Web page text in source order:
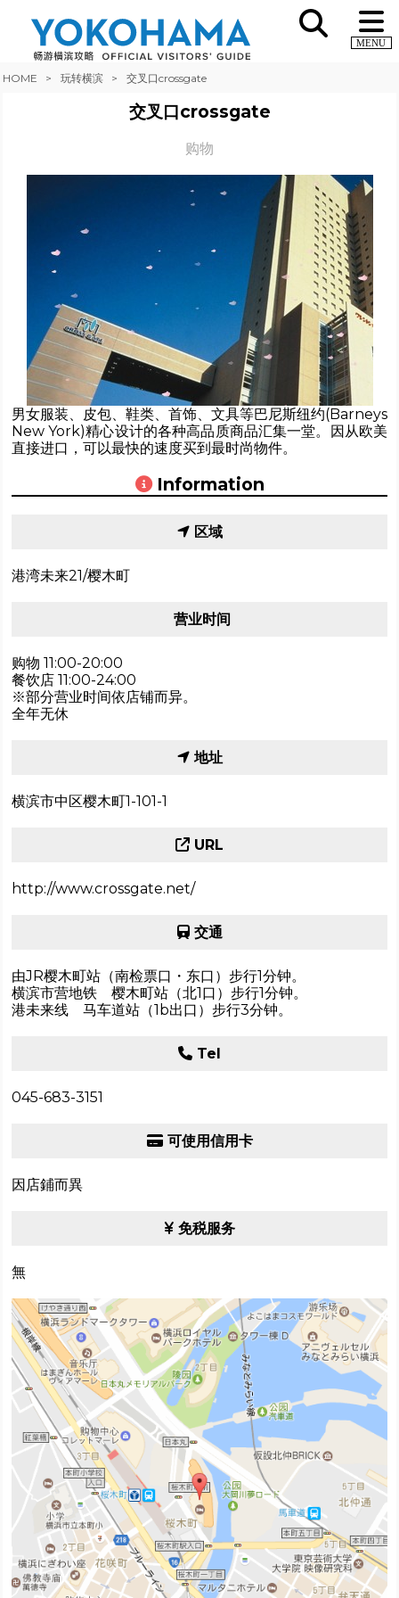
MENU
HOME 玩转横滨 交叉口crossgate
交叉口crossgate
购物
男女服装、皮包、鞋类、首饰、文具等巴尼斯纽约(Barneys
New York)精心设计的各种高品质商品汇集一堂。因从欧美
直接进口，可以最快的速度买到最时尚物件。
Information
区域
港湾未来21/樱木町
营业时间
购物 11:00-20:00
餐饮店 11:00-24:00
※部分营业时间依店铺而异。
全年无休
地址
横滨市中区樱木町1-101-1
URL
http://www.crossgate.net/
交通
由JR樱木町站（南检票口・东口）步行1分钟。
横滨市营地铁 樱木町站（北1口）步行1分钟。
港未来线 马车道站（1b出口）步行3分钟。
Tel
045-683-3151
可使用信用卡
因店鋪而異
免税服务
無